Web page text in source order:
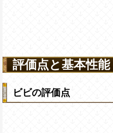
評価点と基本性能
ビビの評価点